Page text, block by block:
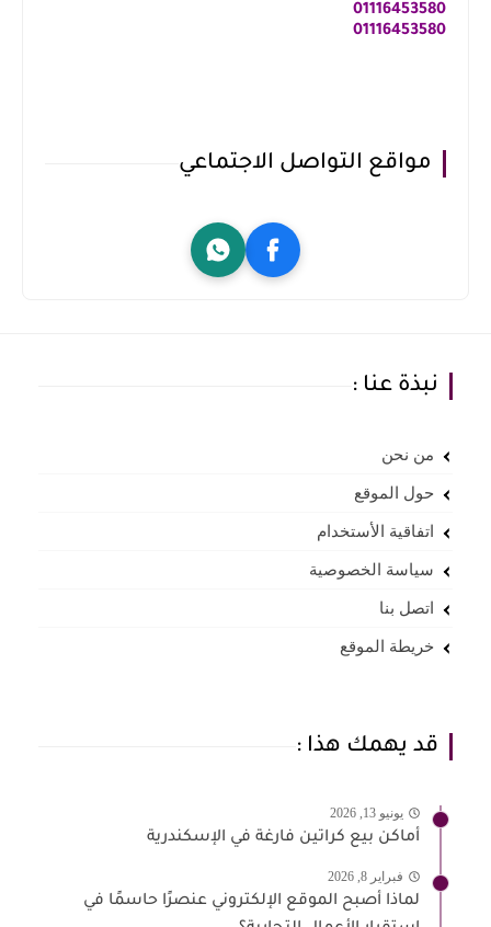
01116453580
⁦01116453580
مواقع التواصل الاجتماعي
نبذة عنا :
من نحن
حول الموقع
اتفاقية الأستخدام
سياسة الخصوصية
اتصل بنا
خريطة الموقع
قد يهمك هذا :
يونيو 13, 2026
أماكن بيع كراتين فارغة في الإسكندرية
فبراير 8, 2026
لماذا أصبح الموقع الإلكتروني عنصرًا حاسمًا في